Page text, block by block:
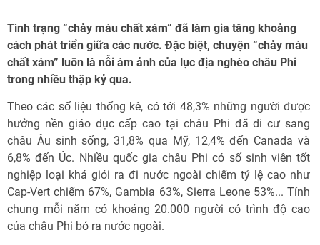
Tình trạng “chảy máu chất xám” đã làm gia tăng khoảng
cách phát triển giữa các nước. Đặc biệt, chuyện “chảy máu
chất xám” luôn là nỗi ám ảnh của lục địa nghèo châu Phi
trong nhiều thập kỷ qua.
Theo các số liệu thống kê, có tới 48,3% những người được
hưởng nền giáo dục cấp cao tại châu Phi đã di cư sang
châu Âu sinh sống, 31,8% qua Mỹ, 12,4% đến Canada và
6,8% đến Úc. Nhiều quốc gia châu Phi có số sinh viên tốt
nghiệp loại khá giỏi ra đi nước ngoài chiếm tỷ lệ cao như
Cap-Vert chiếm 67%, Gambia 63%, Sierra Leone 53%... Tính
chung mỗi năm có khoảng 20.000 người có trình độ cao
của châu Phi bỏ ra nước ngoài.